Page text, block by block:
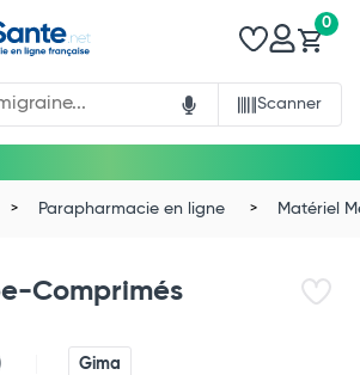
Scanner
0
Parapharmacie en ligne Matériel
Comprimés
Gima